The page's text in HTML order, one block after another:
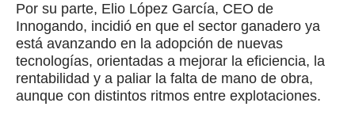
Por su parte, Elio López García, CEO de
Innogando, incidió en que el sector ganadero ya
está avanzando en la adopción de nuevas
tecnologías, orientadas a mejorar la eficiencia, la
rentabilidad y a paliar la falta de mano de obra,
aunque con distintos ritmos entre explotaciones.